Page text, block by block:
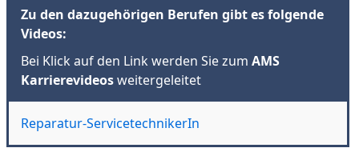
Zu den dazugehörigen Berufen gibt es folgende
Videos:
Bei Klick auf den Link werden Sie zum AMS
Karrierevideosweitergeleitet
Reparatur-ServicetechnikerIn